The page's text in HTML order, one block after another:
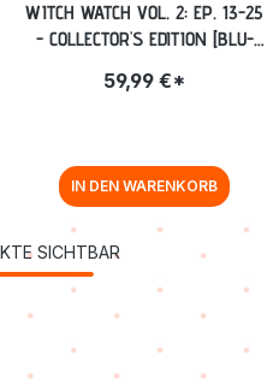
WITCH WATCH VOL. 2: EP. 13-25
- COLLECTOR'S EDITION [BLU-
59,99 €*
IN DEN WARENKORB
SICHTBAR